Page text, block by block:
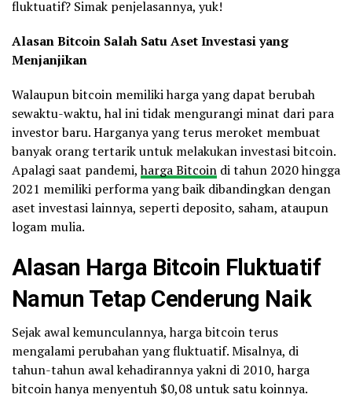
fluktuatif? Simak penjelasannya, yuk!
Alasan Bitcoin Salah Satu Aset Investasi yang
Menjanjikan
Walaupun bitcoin memiliki harga yang dapat berubah
sewaktu-waktu, hal ini tidak mengurangi minat dari para
investor baru. Harganya yang terus meroket membuat
banyak orang tertarik untuk melakukan investasi bitcoin.
Apalagi saat pandemi,harga Bitcoin di tahun 2020 hingga
2021 memiliki performa yang baik dibandingkan dengan
aset investasi lainnya, seperti deposito, saham, ataupun
logam mulia.
Alasan Harga Bitcoin Fluktuatif
Namun Tetap Cenderung Naik
Sejak awal kemunculannya, harga bitcoin terus
mengalami perubahan yang fluktuatif. Misalnya, di
tahun-tahun awal kehadirannya yakni di 2010, harga
bitcoin hanya menyentuh $0,08 untuk satu koinnya.